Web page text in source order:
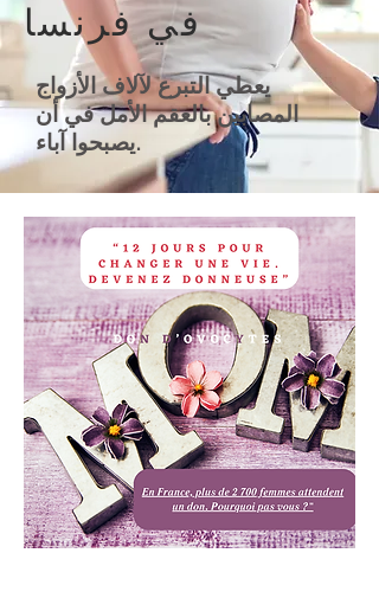
في فرنسا
يعطي التبرع لآلاف الأزواج
المصابين بالعقم الأمل في أن
يصبحوا آباء.